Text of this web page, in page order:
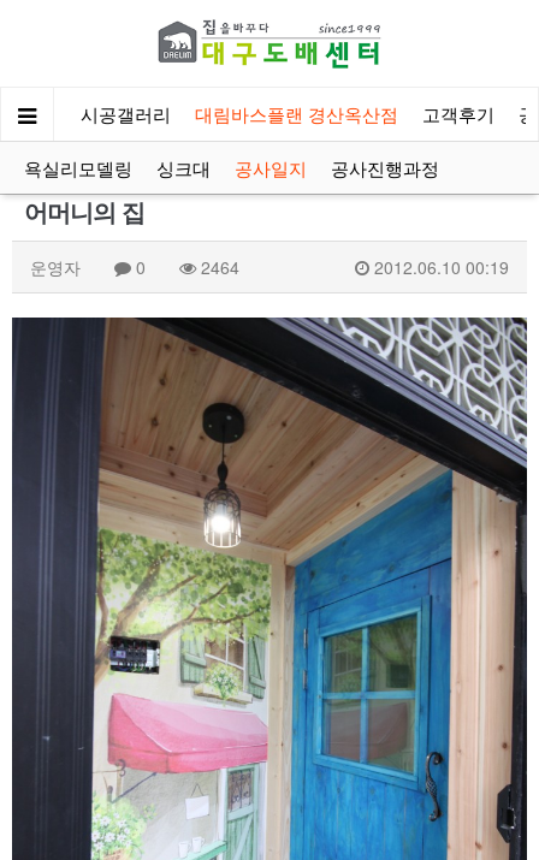
소개 시공갤러리 대림바스플랜 경산옥산점 고객후기
욕실리모델링 싱크대 공사일지 공사진행과정
어머니의 집
운영자 0 2464 2012.06.10 00:19